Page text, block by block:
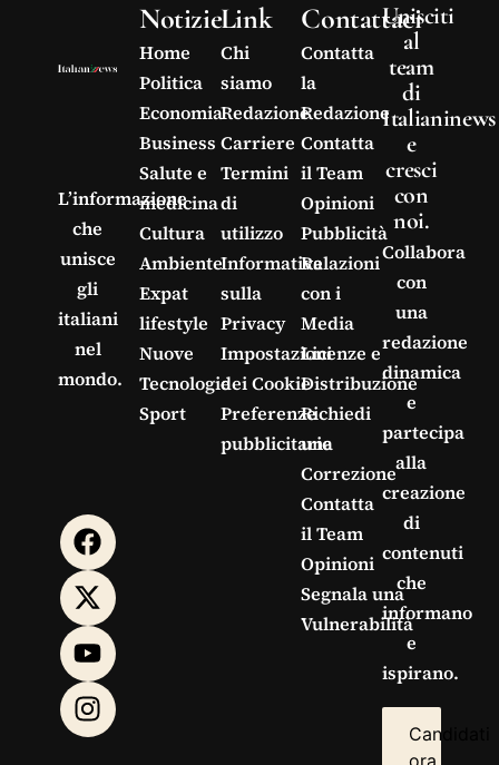
L’informazione
che
unisce
gli
italiani
nel
mondo.
Notizie
Home
Politica
Economia
Business
Salute e
medicina
Cultura
Ambiente
Expat
lifestyle
Nuove
Tecnologie
Sport
Link
Chi
siamo
Redazione
Carriere
Termini
di
utilizzo
Informativa
sulla
Privacy
Impostazioni
dei Cookie
Preferenze
pubblicitarie
Contattaci
Contatta
la
Redazione
Contatta
il Team
Opinioni
Pubblicità
Relazioni
con i
Media
Licenze e
Distribuzione
Richiedi
una
Correzione
Contatta
il Team
Opinioni
Segnala una
Vulnerabilità
Unisciti
al
team
di
Italianinews
e
cresci
con
noi.
Collabora
con
una
redazione
dinamica
e
partecipa
alla
creazione
di
contenuti
che
informano
e
ispirano.
Candidati
ora